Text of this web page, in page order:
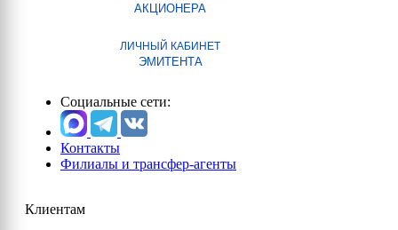
АКЦИОНЕРА
ЛИЧНЫЙ КАБИНЕТ
ЭМИТЕНТА
Социальные сети:
Контакты
Филиалы и трансфер-агенты
Клиентам